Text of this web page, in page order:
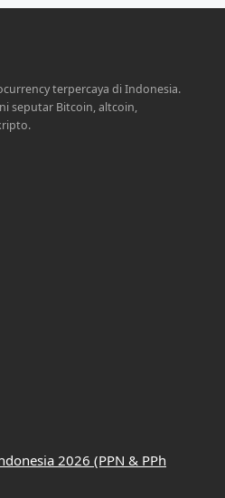
terpercaya di Indonesia.
seputar Bitcoin, altcoin,
2026 (PPN & PPh